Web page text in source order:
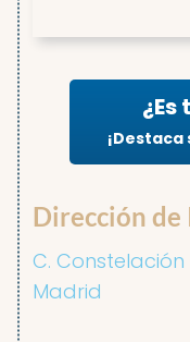
¿Es
Dirección de
C. Constelación
Madrid